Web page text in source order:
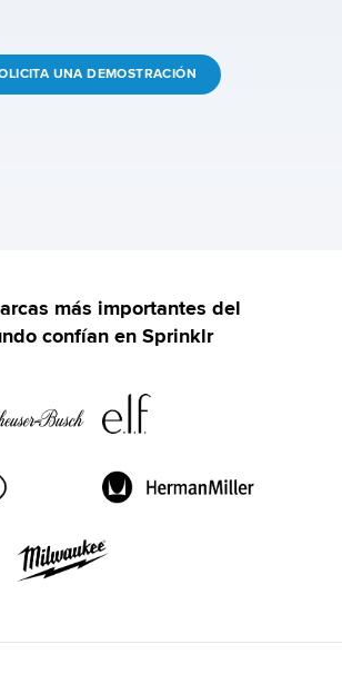
UNA DEMOSTRACIÓN
más importantes del
confían en Sprinklr